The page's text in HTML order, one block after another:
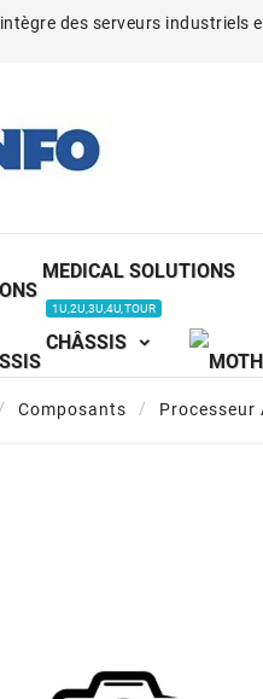
des serveurs industriels
MEDICAL SOLUTIONS
CHÂSSIS
1U,2U,3U,4U,TOUR
Composants Processeur